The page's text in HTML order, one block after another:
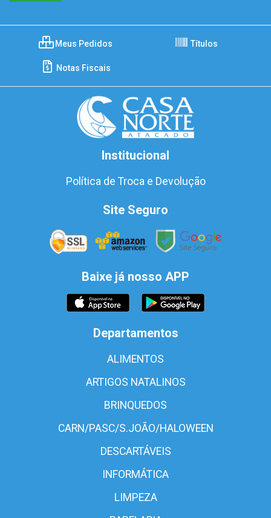
Meus Pedidos Títulos
Notas Fiscais
Institucional
Política de Troca e Devolução
Site Seguro
Baixe já nosso APP
Departamentos
ALIMENTOS
ARTIGOS NATALINOS
BRINQUEDOS
CARN/PASC/S.JOÃO/HALOWEEN
DESCARTÁVEIS
INFORMÁTICA
LIMPEZA